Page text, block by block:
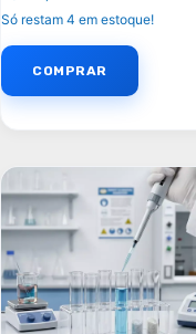
Só restam4 em estoque!